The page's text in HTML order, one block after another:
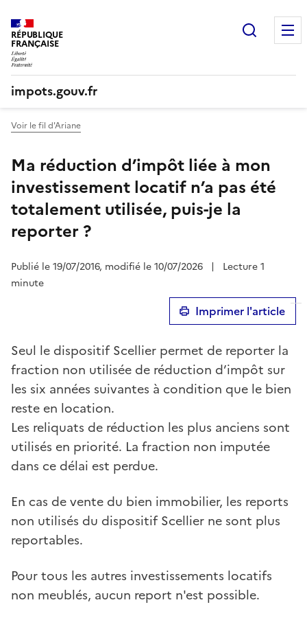
RÉPUBLIQUE
FRANÇAISE
impots.gouv.fr
Voir le fil d'Ariane
Ma réduction d’impôt liée à mon
investissement locatif n’a pas été
totalement utilisée, puis-je la
reporter ?
Publié le 19/07/2016, modifié le 10/07/2026 |
Lecture 1
minute
Imprimer l'article
Seul le dispositif Scellier permet de reporter la
fraction non utilisée de réduction d’impôt sur
les six années suivantes à condition que le bien
reste en location.
Les reliquats de réduction les plus anciens sont
utilisés en priorité. La fraction non imputée
dans ce délai est perdue.
En cas de vente du bien immobilier, les reports
non utilisés du dispositif Scellier ne sont plus
reportables.
Pour tous les autres investissements locatifs
non meublés, aucun report n'est possible.